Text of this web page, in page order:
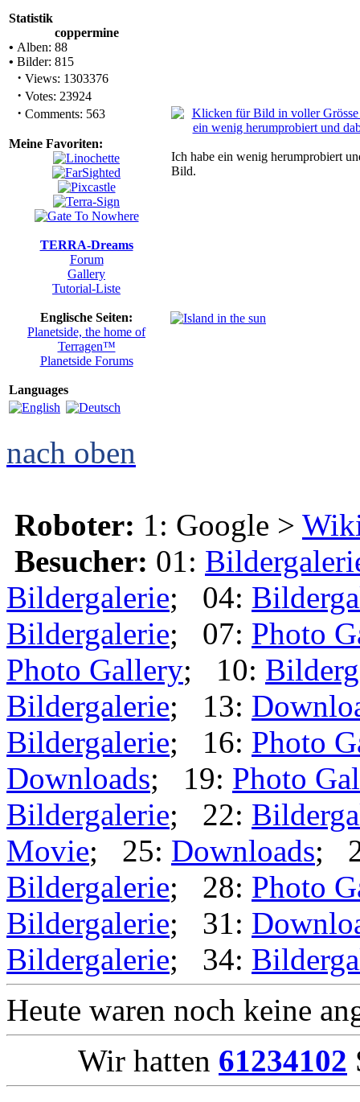
Statistik
coppermine
• Alben: 88
• Bilder: 815
· Views: 1303376
· Votes: 23924
· Comments: 563
Meine Favoriten:
TERRA-Dreams
Forum
Gallery
Tutorial-Liste
Englische Seiten:
Planetside, the home of
Terragen™
Planetside Forums
Languages
Ich habe ein wenig herumprobiert
Bild.
nach oben
Roboter: 1: Google >
Besucher: 01:
Bildergalerie; 04:
Bildergalerie; 07: Photo
Photo Gallery; 10:
Bildergalerie; 13:
Bildergalerie; 16: Photo
Downloads; 19: Photo
Bildergalerie; 22:
Movie; 25: Downloads;
Bildergalerie; 28: Photo
Bildergalerie; 31:
Bildergalerie; 34:
Heute waren noch keine
Wir hatten 61234102